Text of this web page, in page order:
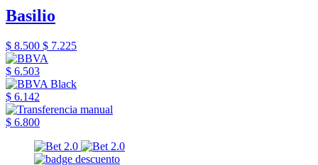
Basilio
$ 8.500 $ 7.225
$ 6.503
$ 6.142
$ 6.800